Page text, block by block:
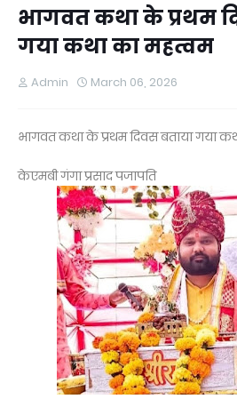
भागवत कथा के प्रथम
गया कथा का महत्वम
Admin March 06, 2026
भागवत कथा के प्रथम दिवस बताया गया
केएमबी गंगा प्रसाद पजापति